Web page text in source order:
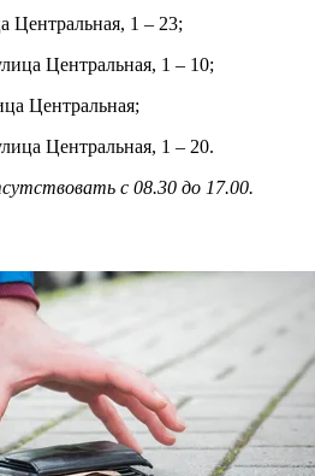
Центральная, 1 – 23;
Центральная, 1 – 10;
Центральная;
Центральная, 1 – 20.
с 08.30 до 17.00.